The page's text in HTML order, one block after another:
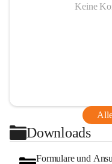
Keine
Downloads
Formulare und